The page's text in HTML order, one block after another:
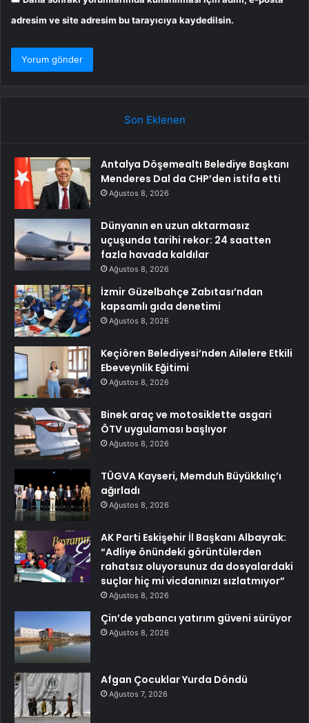
adresim ve site adresim bu tarayıcıya kaydedilsin.
Son Eklenen
Antalya Döşemealtı Belediye Başkanı
Menderes Dal da CHP’den istifa etti
Ağustos 8, 2026
Dünyanın en uzun aktarmasız
uçuşunda tarihi rekor: 24 saatten
fazla havada kaldılar
Ağustos 8, 2026
İzmir Güzelbahçe Zabıtası’ndan
kapsamlı gıda denetimi
Ağustos 8, 2026
Keçiören Belediyesi’nden Ailelere Etkili
Ebeveynlik Eğitimi
Ağustos 8, 2026
Binek araç ve motosiklette asgari
ÖTV uygulaması başlıyor
Ağustos 8, 2026
TÜGVA Kayseri, Memduh Büyükkılıç’ı
ağırladı
Ağustos 8, 2026
AK Parti Eskişehir İl Başkanı Albayrak:
“Adliye önündeki görüntülerden
rahatsız oluyorsunuz da dosyalardaki
suçlar hiç mi vicdanınızı sızlatmıyor”
Ağustos 8, 2026
Çin’de yabancı yatırım güveni sürüyor
Ağustos 8, 2026
Afgan Çocuklar Yurda Döndü
Ağustos 7, 2026